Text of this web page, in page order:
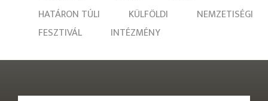
HATÁRON TÚLI
KÜLFÖLDI
NEMZETISÉGI
FESZTIVÁL
INTÉZMÉNY